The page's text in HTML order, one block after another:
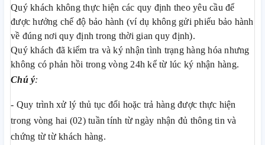
Quý khách không thực hiện các quy định theo yêu cầu để
được hưởng chế độ bảo hành (ví dụ không gửi phiếu bảo hành
về đúng nơi quy định trong thời gian quy định).
Quý khách đã kiểm tra và ký nhận tình trạng hàng hóa nhưng
không có phản hồi trong vòng 24h kể từ lúc ký nhận hàng.
Chú ý:
- Quy trình xử lý thủ tục đổi hoặc trả hàng được thực hiện
trong vòng hai (02) tuần tính từ ngày nhận đủ thông tin và
chứng từ từ khách hàng.